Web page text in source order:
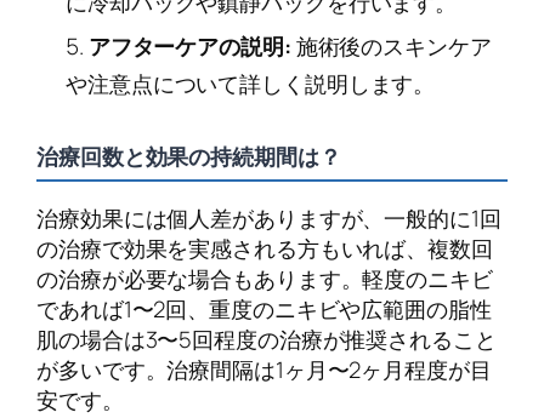
アフターケアの説明:施術後のスキンケア
や注意点について詳しく説明します。
治療回数と効果の持続期間は？
治療効果には個人差がありますが、一般的に1回
の治療で効果を実感される方もいれば、複数回
の治療が必要な場合もあります。軽度のニキビ
であれば1〜2回、重度のニキビや広範囲の脂性
肌の場合は3〜5回程度の治療が推奨されること
が多いです。治療間隔は1ヶ月〜2ヶ月程度が目
安です。